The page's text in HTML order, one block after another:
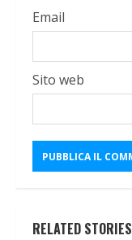
Email
Sito web
RELATED STORIES